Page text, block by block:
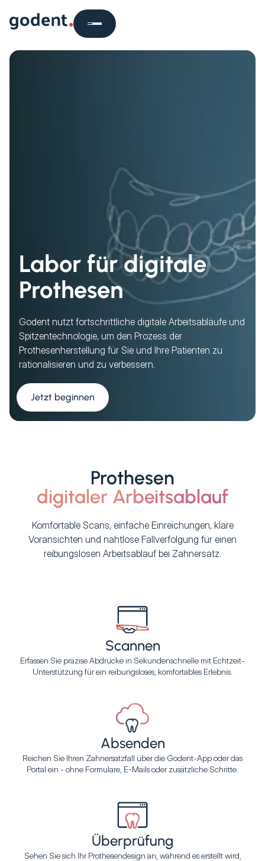
Labor für digitale
Prothesen
Godent nutzt fortschrittliche digitale Arbeitsabläufe und
Spitzentechnologie, um den Prozess der
Prothesenherstellung für Sie und Ihre Patienten zu
rationalisieren und zu verbessern.
Jetzt beginnen
Prothesen
digitaler Arbeitsablauf
Komfortable Scans, einfache Einreichungen, klare
Voransichten und nahtlose Fallverfolgung für einen
reibungslosen Arbeitsablauf bei Zahnersatz.
Scannen
Erfassen Sie präzise Abdrücke in Sekundenschnelle mit Echtzeit-
Unterstützung für ein reibungsloses, komfortables Erlebnis.
Absenden
Reichen Sie Ihren Zahnersatzfall über die Godent-App oder das
Portal ein - ohne Formulare, E-Mails oder zusätzliche Schritte.
Überprüfung
Sehen Sie sich Ihr Prothesendesign an, während es erstellt wird,